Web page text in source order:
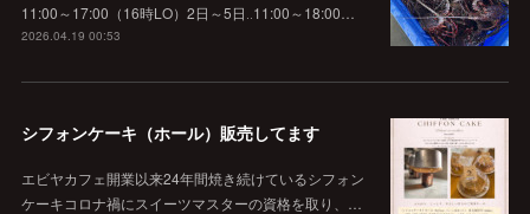
11:00～17:00（16時LO）2日～5日‥11:00～18:00…
2026.04.19 00:53
シフォンケーキ（ホール）販売してます
エビヤカフェ開業以来24年間焼き続けているシフォン
ケーキコロナ禍にスイーツマスターの資格を取り、…